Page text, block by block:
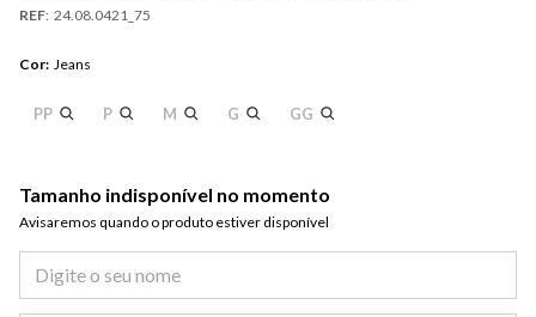
REF: 24.08.0421_75
Cor: Jeans
PP P M G GG
Tamanho indisponível no momento
Avisaremos quando o produto estiver disponível​